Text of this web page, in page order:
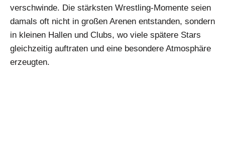
verschwinde. Die stärksten Wrestling-Momente seien
damals oft nicht in großen Arenen entstanden, sondern
in kleinen Hallen und Clubs, wo viele spätere Stars
gleichzeitig auftraten und eine besondere Atmosphäre
erzeugten.